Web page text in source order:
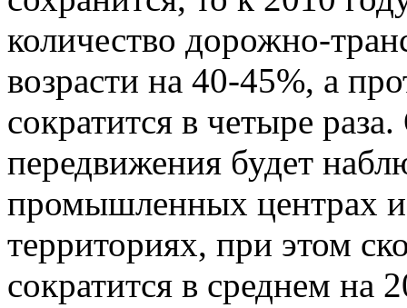
количество дорожно-
возрасти на 40-45%, а
сократится в четыре
передвижения будет
промышленных центрах
территориях, при этом
сократится в среднем на